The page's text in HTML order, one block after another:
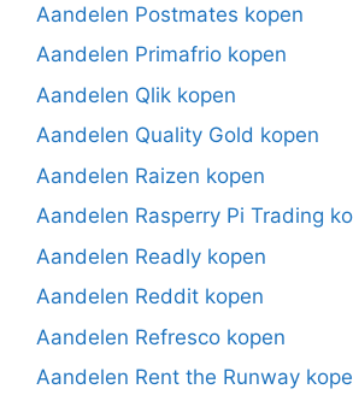
Aandelen Postmates kopen
Aandelen Primafrio kopen
Aandelen Qlik kopen
Aandelen Quality Gold kopen
Aandelen Raizen kopen
Aandelen Rasperry Pi Trading
Aandelen Readly kopen
Aandelen Reddit kopen
Aandelen Refresco kopen
Aandelen Rent the Runway